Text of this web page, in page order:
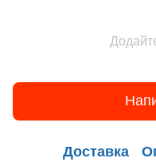
Доставка